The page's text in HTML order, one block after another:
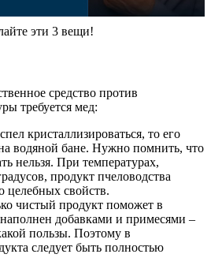
эти 3 вещи!
средство против
требуется мед:
кристаллизироваться, то его
водяной бане. Нужно помнить, что
нельзя. При температурах,
продукт пчеловодства
целебных свойств.
чистый продукт поможет в
добавками и примесями –
пользы. Поэтому в
следует быть полностью